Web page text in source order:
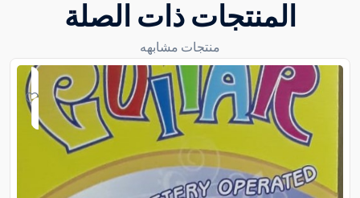
المنتجات ذات الصلة
منتجات مشابهه